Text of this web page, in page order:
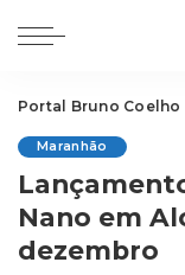
Portal Bruno Coelho
Maranhão
Nano em
dezembro